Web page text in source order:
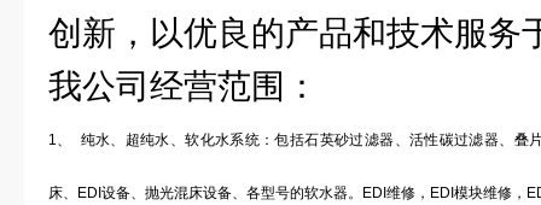
创新，以优良的产品和技术服务
我公司经营范围：
1、 纯水、超纯水、软化水系统：包括石英砂过滤器、活性碳过滤器、叠
床、EDI设备、抛光混床设备、各型号的软水器。EDI维修，EDI模块维修，